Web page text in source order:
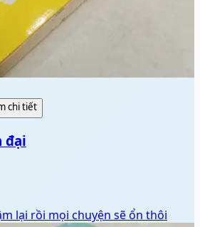
chi tiết
đại
lại rồi mọi chuyện sẽ ổn thôi